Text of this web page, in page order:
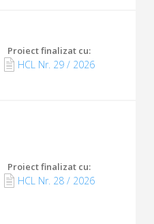
Proiect finalizat cu:
HCL Nr. 29/ 2026
Proiect finalizat cu:
HCL Nr. 28/ 2026